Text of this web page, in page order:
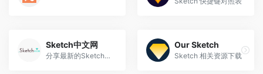
Sketch中文网
分享最新的Sketch中文手册
Our Sketch
Sketch 相关资源下载